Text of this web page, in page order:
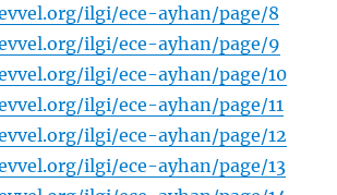
ilgi/ece-ayhan/page/8
ilgi/ece-ayhan/page/9
ilgi/ece-ayhan/page/10
ilgi/ece-ayhan/page/11
ilgi/ece-ayhan/page/12
ilgi/ece-ayhan/page/13